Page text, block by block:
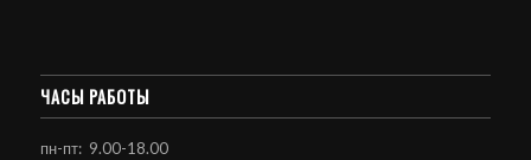
ЧАСЫ РАБОТЫ
пн-пт: 9.00-18.00